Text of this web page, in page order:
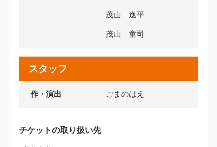
茂山 逸平
茂山 童司
スタッフ
作・演出 ごまのはえ
チケットの取り扱い先